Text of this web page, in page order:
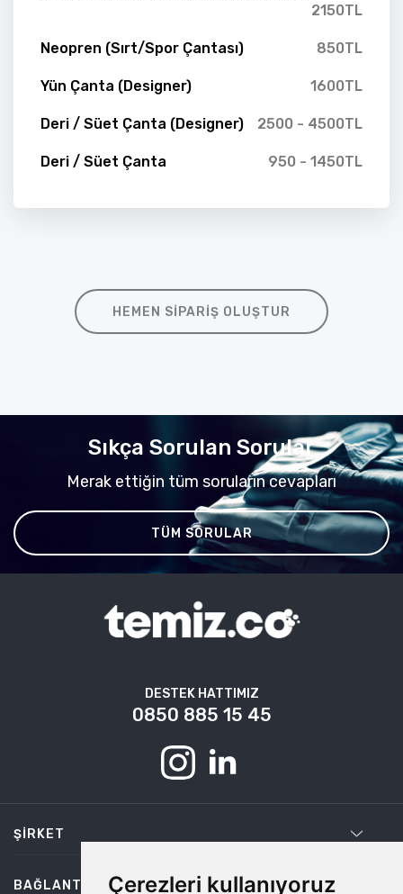
Çerezleri kullanıyoruz
2150TL
Neopren (Sırt/Spor Çantası) 850TL
Yün Çanta (Designer) 1600TL
Deri / Süet Çanta (Designer) 2500 - 4500TL
Deri / Süet Çanta 950 - 1450TL
HEMEN SIPARIŞ OLUŞTUR
Sıkça Sorulan Sorular
Merak ettiğin tüm soruların cevapları
TÜM SORULAR
DESTEK HATTIMIZ
0850 885 15 45
ŞIRKET
BAĞLANTILAR